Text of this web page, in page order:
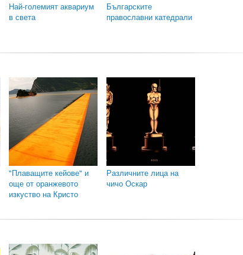
Най-големият аквариум
в света
Българските
православни катедрали
"Плаващите кейове" и
още от оранжевото
изкуство на Кристо
Различните лица на
чичо Оскар